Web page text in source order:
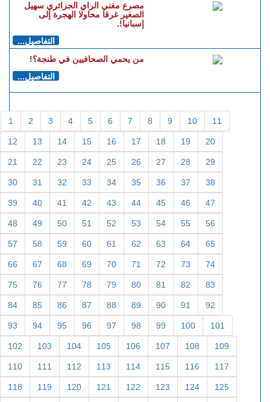
مصرع مغني الراي الجزائري سهيل
الصغير غرقا محاولا الهجرة إلى
إسبانيا!.
التفاصيل...
من يحمي الصحافيين في طنجة؟!
التفاصيل...
1 2 3 4 5 6 7 8 9 10 11
12 13 14 15 16 17 18 19 20
21 22 23 24 25 26 27 28 29
30 31 32 33 34 35 36 37 38
39 40 41 42 43 44 45 46 47
48 49 50 51 52 53 54 55 56
57 58 59 60 61 62 63 64 65
66 67 68 69 70 71 72 73 74
75 76 77 78 79 80 81 82 83
84 85 86 87 88 89 90 91 92
93 94 95 96 97 98 99 100 101
102 103 104 105 106 107 108 109
110 111 112 113 114 115 116 117
118 119 120 121 122 123 124 125